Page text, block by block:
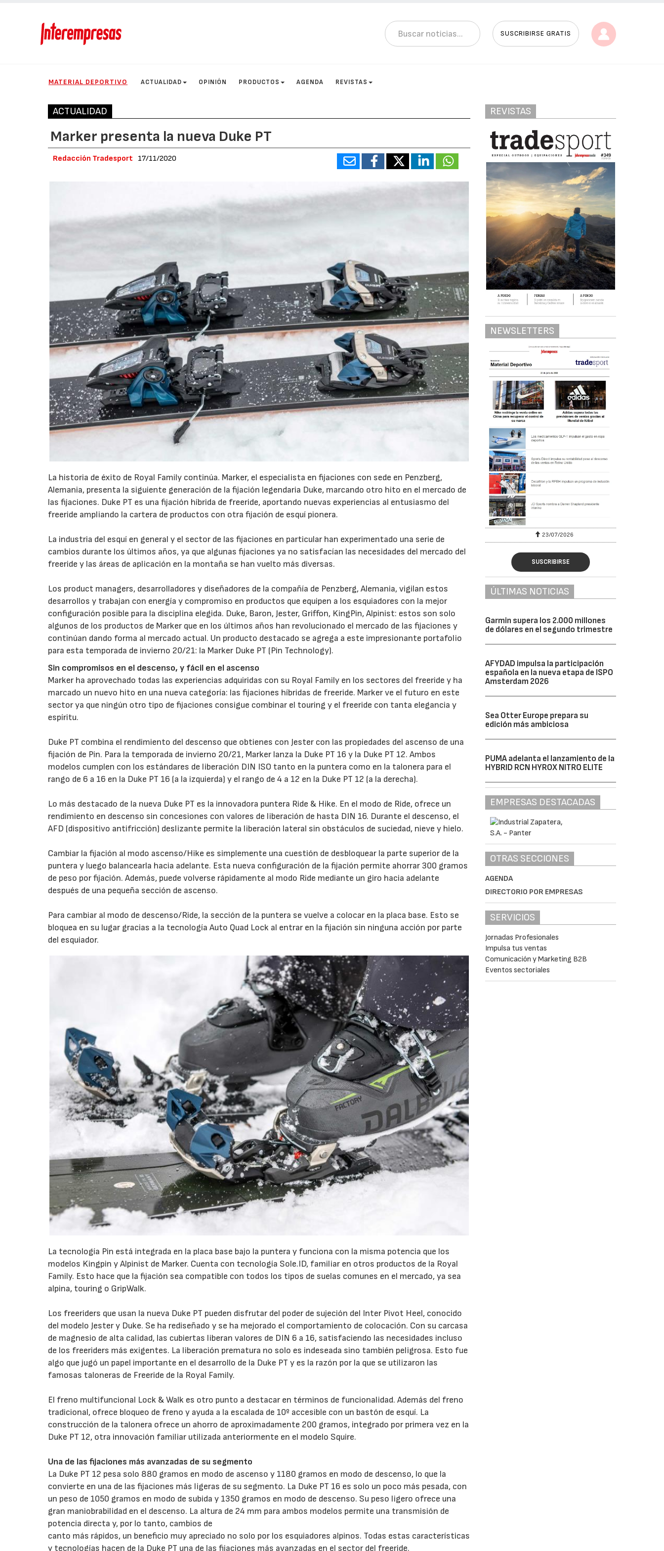
SUSCRIBIRSE GRATIS
MATERIAL DEPORTIVO ACTUALIDAD OPINIÓN PRODUCTOS AGENDA REVISTAS
ACTUALIDAD
Marker presenta la nueva Duke PT
Redacción Tradesport 17/11/2020
La historia de éxito de Royal Family continúa. Marker, el especialista en fijaciones con sede en Penzberg,
Alemania, presenta la siguiente generación de la fijación legendaria Duke, marcando otro hito en el mercado de
las fijaciones. Duke PT es una fijación híbrida de freeride, aportando nuevas experiencias al entusiasmo del
freeride ampliando la cartera de productos con otra fijación de esquí pionera.
La industria del esquí en general y el sector de las fijaciones en particular han experimentado una serie de
cambios durante los últimos años, ya que algunas fijaciones ya no satisfacían las necesidades del mercado del
freeride y las áreas de aplicación en la montaña se han vuelto más diversas.
Los product managers, desarrolladores y diseñadores de la compañía de Penzberg, Alemania, vigilan estos
desarrollos y trabajan con energía y compromiso en productos que equipen a los esquiadores con la mejor
configuración posible para la disciplina elegida. Duke, Baron, Jester, Griffon, KingPin, Alpinist: estos son solo
algunos de los productos de Marker que en los últimos años han revolucionado el mercado de las fijaciones y
continúan dando forma al mercado actual. Un producto destacado se agrega a este impresionante portafolio
para esta temporada de invierno 20/21: la Marker Duke PT (Pin Technology).
Sin compromisos en el descenso, y fácil en el ascenso
Marker ha aprovechado todas las experiencias adquiridas con su Royal Family en los sectores del freeride y ha
marcado un nuevo hito en una nueva categoría: las fijaciones híbridas de freeride. Marker ve el futuro en este
sector ya que ningún otro tipo de fijaciones consigue combinar el touring y el freeride con tanta elegancia y
espíritu.
Duke PT combina el rendimiento del descenso que obtienes con Jester con las propiedades del ascenso de una
fijación de Pin. Para la temporada de invierno 20/21, Marker lanza la Duke PT 16 y la Duke PT 12. Ambos
modelos cumplen con los estándares de liberación DIN ISO tanto en la puntera como en la talonera para el
rango de 6 a 16 en la Duke PT 16 (a la izquierda) y el rango de 4 a 12 en la Duke PT 12 (a la derecha).
Lo más destacado de la nueva Duke PT es la innovadora puntera Ride & Hike. En el modo de Ride, ofrece un
rendimiento en descenso sin concesiones con valores de liberación de hasta DIN 16. Durante el descenso, el
AFD (dispositivo antifricción) deslizante permite la liberación lateral sin obstáculos de suciedad, nieve y hielo.
Cambiar la fijación al modo ascenso/Hike es simplemente una cuestión de desbloquear la parte superior de la
puntera y luego balancearla hacia adelante. Esta nueva configuración de la fijación permite ahorrar 300 gramos
de peso por fijación. Además, puede volverse rápidamente al modo Ride mediante un giro hacia adelante
después de una pequeña sección de ascenso.
Para cambiar al modo de descenso/Ride, la sección de la puntera se vuelve a colocar en la placa base. Esto se
bloquea en su lugar gracias a la tecnología Auto Quad Lock al entrar en la fijación sin ninguna acción por parte
del esquiador.
La tecnología Pin está integrada en la placa base bajo la puntera y funciona con la misma potencia que los
modelos Kingpin y Alpinist de Marker. Cuenta con tecnología Sole.ID, familiar en otros productos de la Royal
Family. Esto hace que la fijación sea compatible con todos los tipos de suelas comunes en el mercado, ya sea
alpina, touring o GripWalk.
Los freeriders que usan la nueva Duke PT pueden disfrutar del poder de sujeción del Inter Pivot Heel, conocido
del modelo Jester y Duke. Se ha rediseñado y se ha mejorado el comportamiento de colocación. Con su carcasa
de magnesio de alta calidad, las cubiertas liberan valores de DIN 6 a 16, satisfaciendo las necesidades incluso
de los freeriders más exigentes. La liberación prematura no solo es indeseada sino también peligrosa. Esto fue
algo que jugó un papel importante en el desarrollo de la Duke PT y es la razón por la que se utilizaron las
famosas taloneras de Freeride de la Royal Family.
El freno multifuncional Lock & Walk es otro punto a destacar en términos de funcionalidad. Además del freno
tradicional, ofrece bloqueo de freno y ayuda a la escalada de 10º accesible con un bastón de esquí. La
construcción de la talonera ofrece un ahorro de aproximadamente 200 gramos, integrado por primera vez en la
Duke PT 12, otra innovación familiar utilizada anteriormente en el modelo Squire.
Una de las fijaciones más avanzadas de su segmento
La Duke PT 12 pesa solo 880 gramos en modo de ascenso y 1180 gramos en modo de descenso, lo que la
convierte en una de las fijaciones más ligeras de su segmento. La Duke PT 16 es solo un poco más pesada, con
un peso de 1050 gramos en modo de subida y 1350 gramos en modo de descenso. Su peso ligero ofrece una
gran maniobrabilidad en el descenso. La altura de 24 mm para ambos modelos permite una transmisión de
potencia directa y, por lo tanto, cambios de
canto más rápidos, un beneficio muy apreciado no solo por los esquiadores alpinos. Todas estas características
y tecnologías hacen de la Duke PT una de las fijaciones más avanzadas en el sector del freeride.
REVISTAS
NEWSLETTERS
23/07/2026 30/07/2026 23/07/2026
SUSCRIBIRSE
ÚLTIMAS NOTICIAS
Garmin supera los 2.000 millones
de dólares en el segundo trimestre
AFYDAD impulsa la participación
española en la nueva etapa de ISPO
Amsterdam 2026
Sea Otter Europe prepara su
edición más ambiciosa
PUMA adelanta el lanzamiento de la
HYBRID RCN HYROX NITRO ELITE
EMPRESAS DESTACADAS
OTRAS SECCIONES
AGENDA
DIRECTORIO POR EMPRESAS
SERVICIOS
Jornadas Profesionales
Impulsa tus ventas
Comunicación y Marketing B2B
Eventos sectoriales